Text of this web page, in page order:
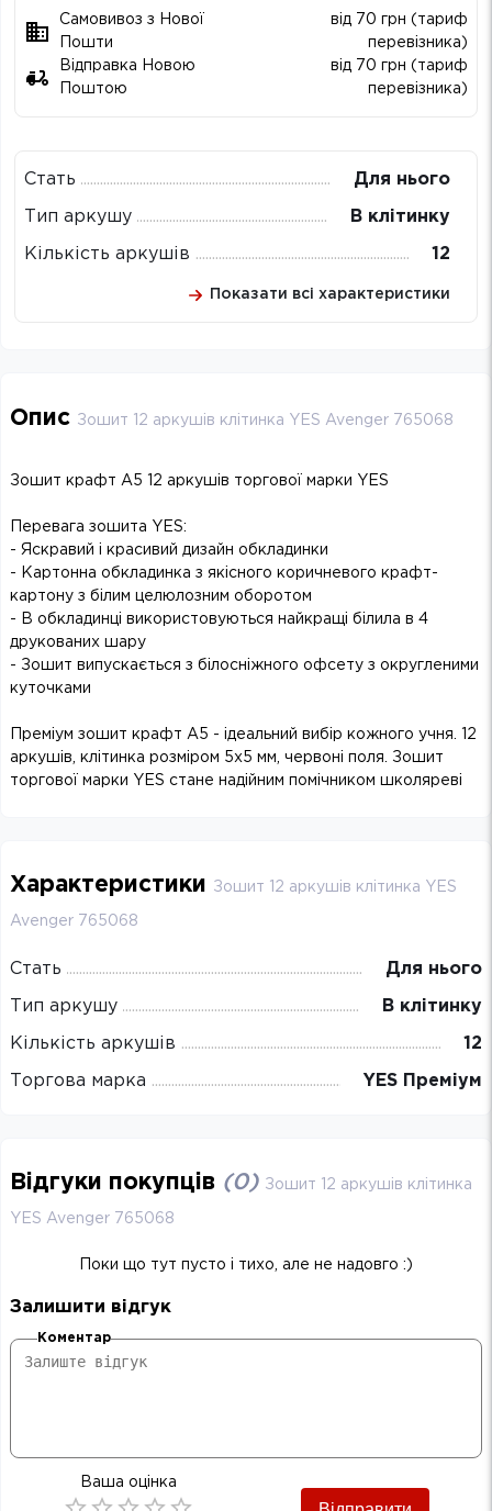
Самовивоз з Нової
Пошти
від 70 грн (тариф
перевізника)
Відправка Новою
Поштою
від 70 грн (тариф
перевізника)
Стать Для нього
Тип аркушу В клітинку
Кількість аркушів 12
Показати всі характеристики
Опис Зошит 12 аркушів клітинка YES Avenger 765068
Зошит крафт А5 12 аркушів торгової марки YES
Перевага зошита YES:
- Яскравий і красивий дизайн обкладинки
- Картонна обкладинка з якісного коричневого крафт-
картону з білим целюлозним оборотом
- В обкладинці використовуються найкращі білила в 4
друкованих шару
- Зошит випускається з білосніжного офсету з округленими
куточками
Преміум зошит крафт А5 - ідеальний вибір кожного учня. 12
аркушів, клітинка розміром 5х5 мм, червоні поля. Зошит
торгової марки YES стане надійним помічником школяреві
Характеристики Зошит 12 аркушів клітинка YES
Avenger 765068
Стать Для нього
Тип аркушу В клітинку
Кількість аркушів 12
Торгова марка YES Преміум
Відгуки покупців (0) Зошит 12 аркушів клітинка
YES Avenger 765068
Поки що тут пусто і тихо, але не надовго :)
Залишити відгук
Коментар
Ваша оцінка